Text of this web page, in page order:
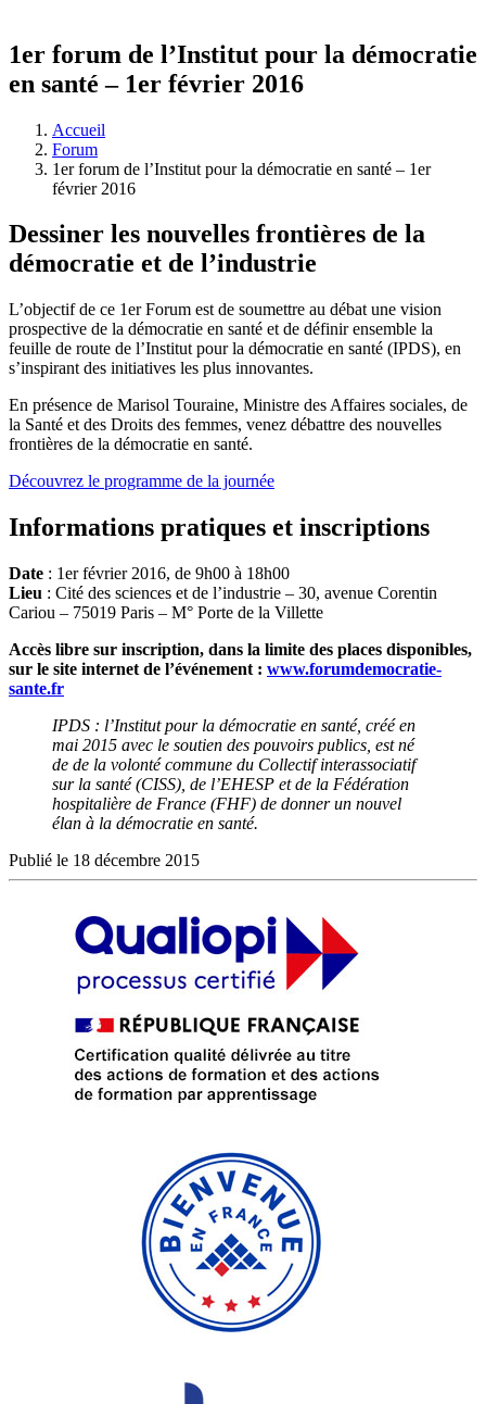
1er forum de l’Institut pour la démocratie
en santé – 1er février 2016
Accueil
Forum
1er forum de l’Institut pour la démocratie en santé – 1er
février 2016
Dessiner les nouvelles frontières de la
démocratie et de l’industrie
L’objectif de ce 1er Forum est de soumettre au débat une vision
prospective de la démocratie en santé et de définir ensemble la
feuille de route de l’Institut pour la démocratie en santé (IPDS), en
s’inspirant des initiatives les plus innovantes.
En présence de Marisol Touraine, Ministre des Affaires sociales, de
la Santé et des Droits des femmes, venez débattre des nouvelles
frontières de la démocratie en santé.
Découvrez le programme de la journée
Informations pratiques et inscriptions
Date : 1er février 2016, de 9h00 à 18h00
Lieu : Cité des sciences et de l’industrie – 30, avenue Corentin
Cariou – 75019 Paris – M° Porte de la Villette
Accès libre sur inscription, dans la limite des places disponibles,
sur le site internet de l’événement : www.forumdemocratie-
sante.fr
IPDS : l’Institut pour la démocratie en santé, créé en
mai 2015 avec le soutien des pouvoirs publics, est né
de de la volonté commune du Collectif interassociatif
sur la santé (CISS), de l’EHESP et de la Fédération
hospitalière de France (FHF) de donner un nouvel
élan à la démocratie en santé.
Publié le 18 décembre 2015